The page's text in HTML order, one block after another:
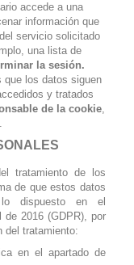
accede a una
información que
servicio solicitado
una lista de
la sesión.
que los datos siguen
y tratados
de la cookie,
.
tratamiento de los
de que estos datos
dispuesto en el
de 2016 (GDPR), por
del tratamiento:
en el apartado de